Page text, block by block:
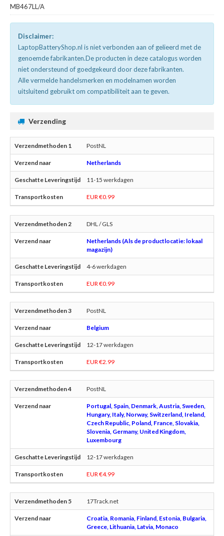
MB467LL/A
Disclaimer:
LaptopBatteryShop.nl is niet verbonden aan of gelieerd met de
genoemde fabrikanten.De producten in deze catalogus worden
niet ondersteund of goedgekeurd door deze fabrikanten.
Alle vermelde handelsmerken en modelnamen worden
uitsluitend gebruikt om compatibiliteit aan te geven.
Verzending
PostNL
Netherlands
11-15 werkdagen
EUR €0.99
DHL / GLS
Netherlands (Als de productlocatie: lokaal
magazijn)
4-6 werkdagen
EUR €0.99
PostNL
Belgium
12-17 werkdagen
EUR €2.99
PostNL
Portugal, Spain, Denmark, Austria, Sweden,
Hungary, Italy, Norway, Switzerland, Ireland,
Czech Republic, Poland, France, Slovakia,
Slovenia, Germany, United Kingdom,
Luxembourg
12-17 werkdagen
EUR €4.99
17Track.net
Croatia, Romania, Finland, Estonia, Bulgaria,
Greece, Lithuania, Latvia, Monaco